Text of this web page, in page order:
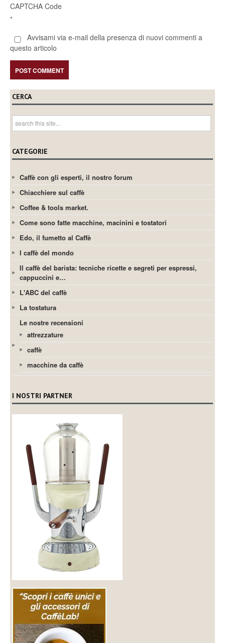
CAPTCHA Code
*
Avvisami via e-mail della presenza di nuovi commenti a
questo articolo
CERCA
CATEGORIE
Caffè con gli esperti, il nostro forum
Chiacchiere sul caffè
Coffee & tools market.
Come sono fatte macchine, macinini e tostatori
Edo, il fumetto al Caffè
I caffè del mondo
Il caffè del barista: tecniche ricette e segreti per espressi,
cappuccini e…
L'ABC del caffè
La tostatura
Le nostre recensioni
attrezzature
caffè
macchine da caffè
I NOSTRI PARTNER